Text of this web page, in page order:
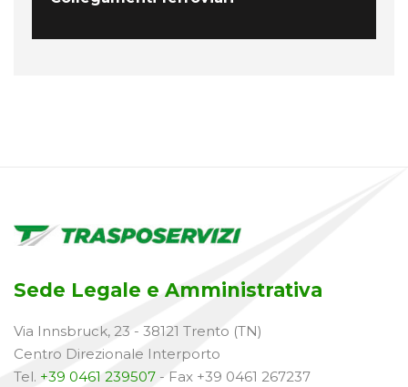
Sede Legale e Amministrativa
Via Innsbruck, 23 - 38121 Trento (TN)
Centro Direzionale Interporto
Tel. +39 0461 239507 - Fax +39 0461 267237